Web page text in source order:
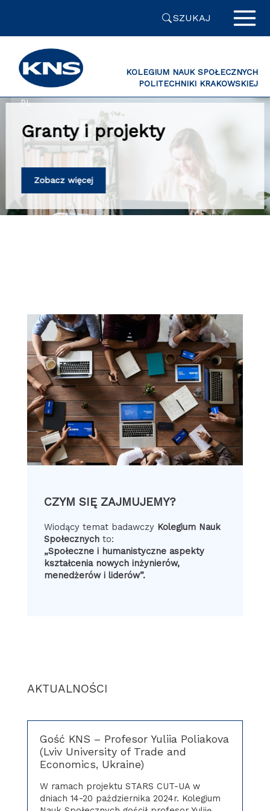
SZUKAJ
PL
KOLEGIUM NAUK SPOŁECZNYCH
POLITECHNIKI KRAKOWSKIEJ
Granty i projekty
Zobacz więcej
CZYM SIĘ ZAJMUJEMY?
Wiodący temat badawczy Kolegium Nauk
Społecznych to:
„Społeczne i humanistyczne aspekty
kształcenia nowych inżynierów,
menedżerów i liderów”.
AKTUALNOŚCI
Gość KNS – Profesor Yuliia Poliakova
(Lviv University of Trade and
Economics, Ukraine)
W ramach projektu STARS CUT-UA w
dniach 14-20 października 2024r. Kolegium